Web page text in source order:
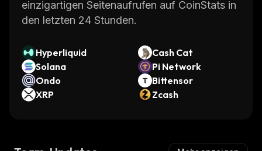
einzigartigen Seitenaufrufen auf CoinStats in
den letzten 24 Stunden.
Hyperliquid
Cash Cat
Solana
Pi Network
Ondo
Bittensor
XRP
Zcash